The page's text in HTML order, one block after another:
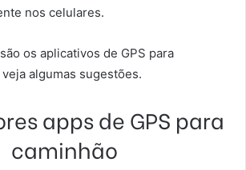
nos celulares.
os aplicativos de GPS para
algumas sugestões.
apps de GPS para
caminhão